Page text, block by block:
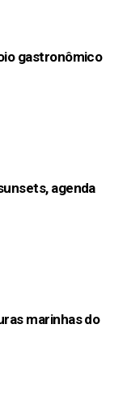
gastronômico
agenda
marinhas do